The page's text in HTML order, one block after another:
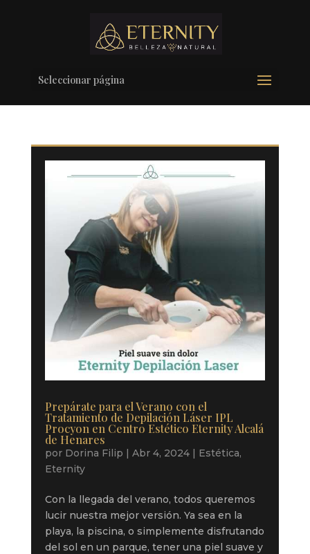
Seleccionar página
Prepárate para el Verano con el
Tratamiento de Depilación Láser IPL
Procyon en Centro Estético Eternity Alcalá
de Henares
por Dorina Filip Abr 4, 2024| Estética,
Eternity
Con la llegada del verano, todos queremos
lucir nuestra mejor versión. Ya sea en la
playa, la piscina, o simplemente disfrutando
del sol en un parque, tener una piel suave y